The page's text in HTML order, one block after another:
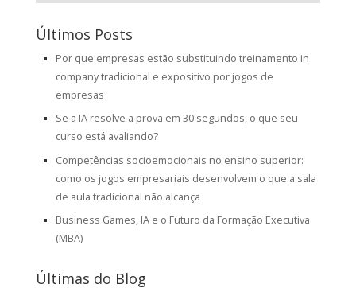
Últimos Posts
Por que empresas estão substituindo treinamento in
company tradicional e expositivo por jogos de
empresas
Se a IA resolve a prova em 30 segundos, o que seu
curso está avaliando?
Competências socioemocionais no ensino superior:
como os jogos empresariais desenvolvem o que a sala
de aula tradicional não alcança
Business Games, IA e o Futuro da Formação Executiva
(MBA)
Últimas do Blog